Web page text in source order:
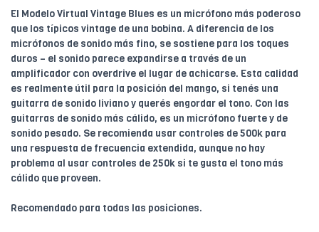
El Modelo Virtual Vintage Blues es un micrófono más poderoso
que los típicos vintage de una bobina. A diferencia de los
micrófonos de sonido más fino, se sostiene para los toques
duros – el sonido parece expandirse a través de un
amplificador con overdrive el lugar de achicarse. Esta calidad
es realmente útil para la posición del mango, si tenés una
guitarra de sonido liviano y querés engordar el tono. Con las
guitarras de sonido más cálido, es un micrófono fuerte y de
sonido pesado. Se recomienda usar controles de 500k para
una respuesta de frecuencia extendida, aunque no hay
problema al usar controles de 250k si te gusta el tono más
cálido que proveen.
Recomendado para todas las posiciones.